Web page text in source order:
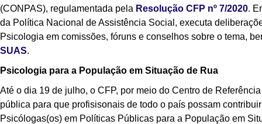
(CONPAS), regulamentada pela Resolução CFP nº 7/2020.
da Política Nacional de Assistência Social, executa
Psicologia em comissões, fóruns e conselhos sobre o tema,
SUAS.
Psicologia para a População em Situação de Rua
Até o dia 19 de julho, o CFP, por meio do Centro de
pública para que profisisonais de todo o país possam
Psicólogas(os) em Políticas Públicas para a População em